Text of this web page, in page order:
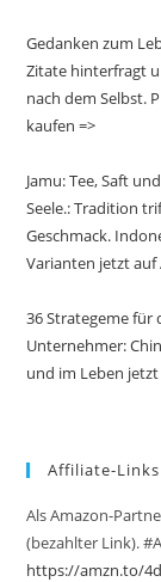
Gedanken zum
Zitate hinterfragt
nach dem Selbst.
kaufen =>
Jamu: Tee, Saft
Seele.: Tradition
Geschmack.
Varianten jetzt auf
36 Strategeme für
Unternehmer:
und im Leben
Affiliate-Links
Als Amazon-
(bezahlter Link).
https://amzn.to/